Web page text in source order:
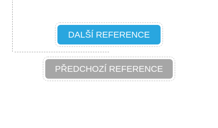
PŘEDCHOZÍ REFERENCE
DALŠÍ REFERENCE